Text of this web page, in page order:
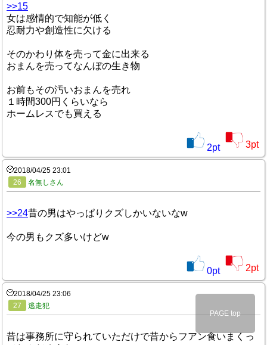
>>15
女は感情的で知能が低く
忍耐力や創造性に欠ける
そのかわり体を売って金に出来る
おまんを売ってなんぼの生き物
お前もその汚いおまんを売れ
１時間300円くらいなら
ホームレスでも買える
2pt 3pt
2018/04/25 23:01
26
名無しさん
>>24昔の男はやっぱりクズしかいないなw
今の男もクズ多いけどw
0pt 2pt
2018/04/25 23:06
27
逃走犯
昔は事務所に守られていただけで昔からフアン食いまくっ
PAGE top